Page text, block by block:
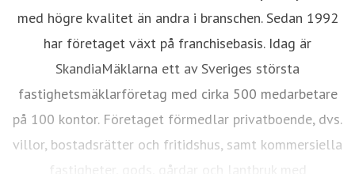
med högre kvalitet än andra i branschen. Sedan 1992
har företaget växt på franchisebasis. Idag är
SkandiaMäklarna ett av Sveriges största
fastighetsmäklarföretag med cirka 500 medarbetare
på 100 kontor. Företaget förmedlar privatboende, dvs.
villor, bostadsrätter och fritidshus, samt kommersiella
fastigheter, gods, gårdar och lantbruk med